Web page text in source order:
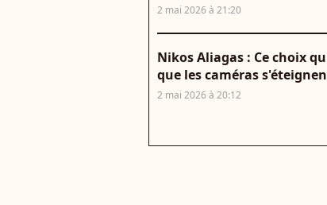
2 mai 2026 à 21:20
Nikos Aliagas : Ce choix
que les caméras
2 mai 2026 à 20:12